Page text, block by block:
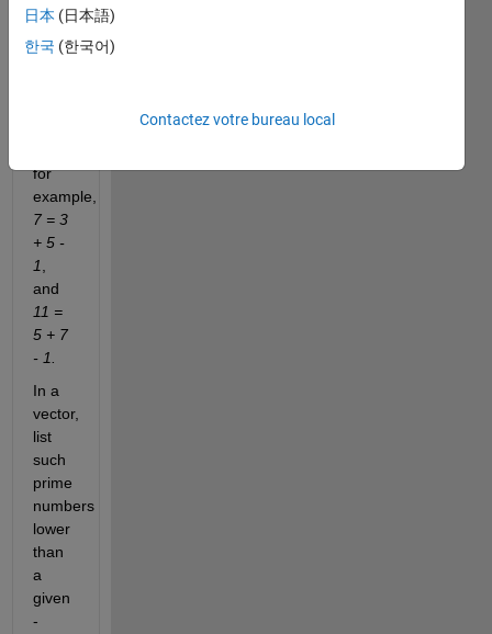
minus
for
example,
7 = 3
+ 5 -
1,
and
11 =
5 + 7
- 1.
In a
vector,
list
such
prime
numbers
lower
than
a
given
-
日本 (日本語)
한국 (한국어)
Contactez votre bureau local